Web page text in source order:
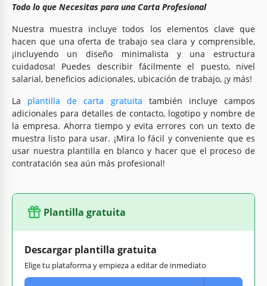
Todo lo que Necesitas para una Carta Profesional
Nuestra muestra incluye todos los elementos clave que
hacen que una oferta de trabajo sea clara y comprensible,
¡incluyendo un diseño minimalista y una estructura
cuidadosa! Puedes describir fácilmente el puesto, nivel
salarial, beneficios adicionales, ubicación de trabajo, ¡y más!
La plantilla de carta gratuita también incluye campos
adicionales para detalles de contacto, logotipo y nombre de
la empresa. Ahorra tiempo y evita errores con un texto de
muestra listo para usar. ¡Mira lo fácil y conveniente que es
usar nuestra plantilla en blanco y hacer que el proceso de
contratación sea aún más profesional!
Plantilla gratuita
Descargar plantilla gratuita
Elige tu plataforma y empieza a editar de inmediato